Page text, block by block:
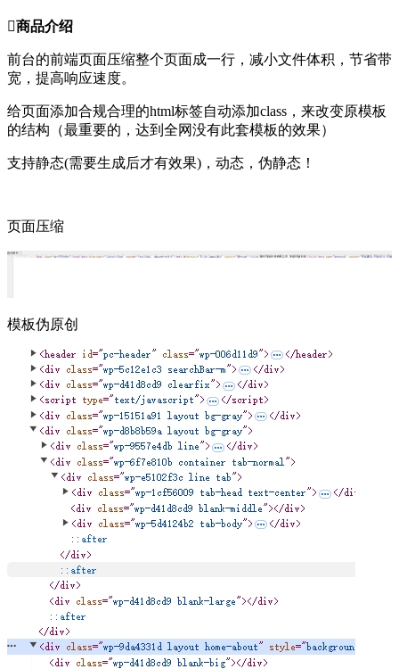
商品介绍
前台的前端页面压缩整个页面成一行，减小文件体积，节省带
宽，提高响应速度。
给页面添加合规合理的html标签自动添加class ，来改变原模板
的结构（最重要的，达到全网没有此套模板的效果）
支持静态(需要生成后才有效果)，动态，伪静态！
页面压缩
模板伪原创